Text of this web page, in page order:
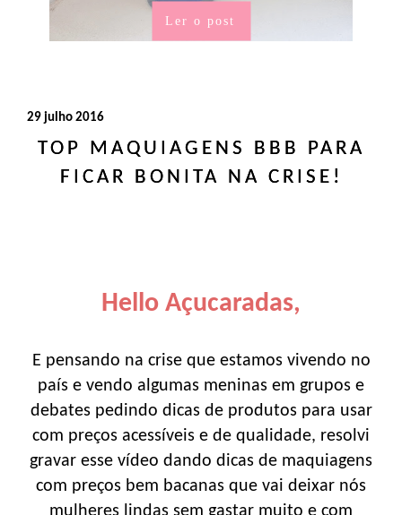
Ler o post
29 julho 2016
TOP MAQUIAGENS BBB PARA
FICAR BONITA NA CRISE!
Hello Açucaradas,
E pensando na crise que estamos vivendo no
país e vendo algumas meninas em grupos e
debates pedindo dicas de produtos para usar
com preços acessíveis e de qualidade, resolvi
gravar esse vídeo dando dicas de maquiagens
com preços bem bacanas que vai deixar nós
mulheres lindas sem gastar muito e com